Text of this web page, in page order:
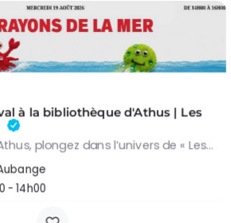
à la bibliothèque d'Athus | Les
À la bibliothèque d’Athus, plongez dans l’univers de « Les crayons de la mer », un…
- 14h00